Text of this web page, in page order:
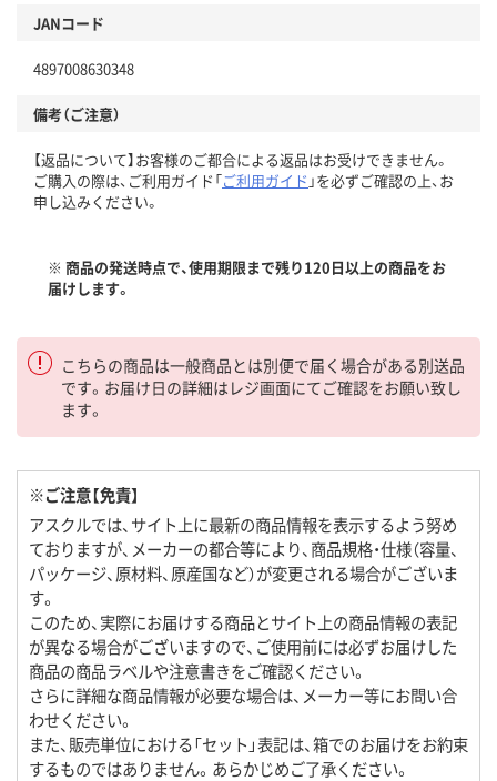
JANコード
4897008630348
備考（ご注意）
【返品について】お客様のご都合による返品はお受けできません。
ご購入の際は、ご利用ガイド「ご利用ガイド 」を必ずご確認の上、お
申し込みください。
※ 商品の発送時点で、使用期限まで残り120日以上の商品をお
届けします。
こちらの商品は一般商品とは別便で届く場合がある別送品
です。お届け日の詳細はレジ画面にてご確認をお願い致し
ます。
※ご注意【免責】
アスクルでは、サイト上に最新の商品情報を表示するよう努め
ておりますが、メーカーの都合等により、商品規格・仕様（容量、
パッケージ、原材料、原産国など）が変更される場合がございま
す。
このため、実際にお届けする商品とサイト上の商品情報の表記
が異なる場合がございますので、ご使用前には必ずお届けした
商品の商品ラベルや注意書きをご確認ください。
さらに詳細な商品情報が必要な場合は、メーカー等にお問い合
わせください。
また、販売単位における「セット」表記は、箱でのお届けをお約束
するものではありません。あらかじめご了承ください。